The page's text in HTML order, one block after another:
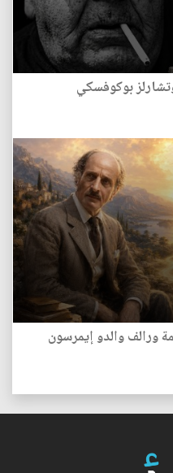
بوكوفسكي
ورالف والدو إيمرسون